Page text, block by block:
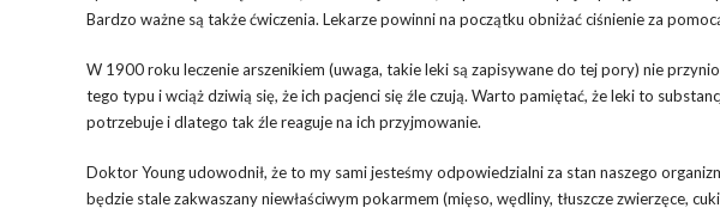
Bardzo ważne są także ćwiczenia. Lekarze powinni na początku obniżać ciśnienie za
W 1900 roku leczenie arszenikiem (uwaga, takie leki są zapisywane do tej pory) nie
tego typu i wciąż dziwią się, że ich pacjenci się źle czują. Warto pamiętać, że leki to
potrzebuje i dlatego tak źle reaguje na ich przyjmowanie.
Doktor Young udowodnił, że to my sami jesteśmy odpowiedzialni za stan naszego
będzie stale zakwaszany niewłaściwym pokarmem (mięso, wędliny, tłuszcze zwierzęce,